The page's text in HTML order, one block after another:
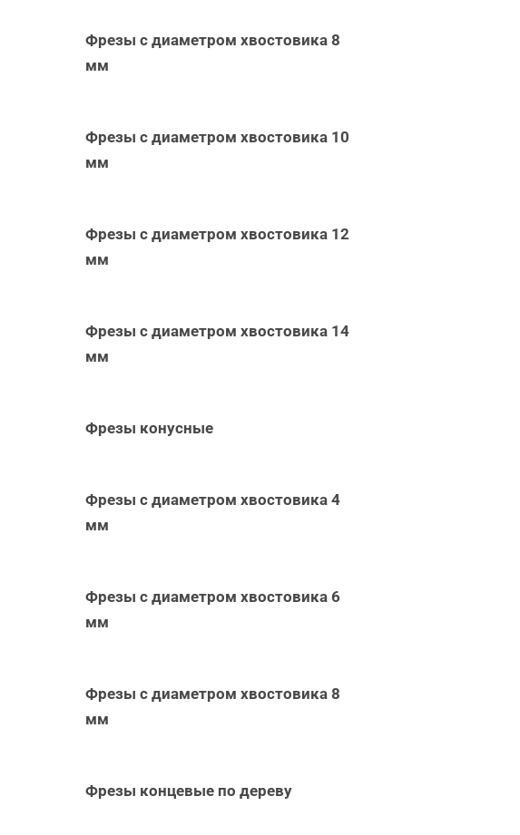
Фрезы с диаметром хвостовика 8
мм
Фрезы с диаметром хвостовика 10
мм
Фрезы с диаметром хвостовика 12
мм
Фрезы с диаметром хвостовика 14
мм
Фрезы конусные
Фрезы с диаметром хвостовика 4
мм
Фрезы с диаметром хвостовика 6
мм
Фрезы с диаметром хвостовика 8
мм
Фрезы концевые по дереву